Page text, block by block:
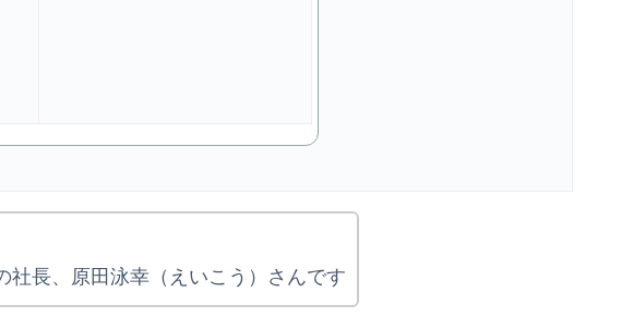
社長、原田泳幸（えいこう）さんです